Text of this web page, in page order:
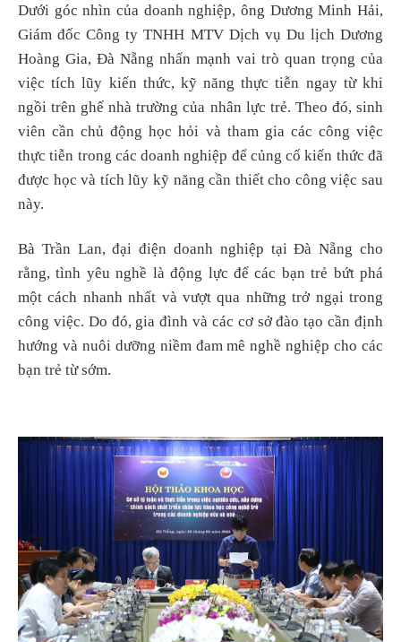
Dưới góc nhìn của doanh nghiệp, ông Dương Minh Hải,
Giám đốc Công ty TNHH MTV Dịch vụ Du lịch Dương
Hoàng Gia, Đà Nẵng nhấn mạnh vai trò quan trọng của
việc tích lũy kiến thức, kỹ năng thực tiễn ngay từ khi
ngồi trên ghế nhà trường của nhân lực trẻ. Theo đó, sinh
viên cần chủ động học hỏi và tham gia các công việc
thực tiễn trong các doanh nghiệp để củng cố kiến thức đã
được học và tích lũy kỹ năng cần thiết cho công việc sau
này.
Bà Trần Lan, đại điện doanh nghiệp tại Đà Nẵng cho
rằng, tình yêu nghề là động lực để các bạn trẻ bứt phá
một cách nhanh nhất và vượt qua những trở ngại trong
công việc. Do đó, gia đình và các cơ sở đào tạo cần định
hướng và nuôi dưỡng niềm đam mê nghề nghiệp cho các
bạn trẻ từ sớm.